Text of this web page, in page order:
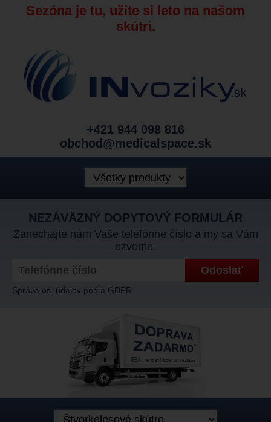
Sezóna je tu, užite si leto na našom
skútri.
+421 944 098 816
obchod@medicalspace.sk
NEZÁVÄZNÝ DOPYTOVÝ FORMULÁR
Zanechajte nám Vaše telefónne číslo a my sa Vám
ozveme.
Správa os. údajov podľa GDPR